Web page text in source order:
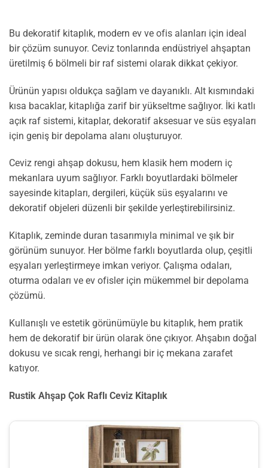
Bu dekoratif kitaplık, modern ev ve ofis alanları için ideal
bir çözüm sunuyor. Ceviz tonlarında endüstriyel ahşaptan
üretilmiş 6 bölmeli bir raf sistemi olarak dikkat çekiyor.
Ürünün yapısı oldukça sağlam ve dayanıklı. Alt kısmındaki
kısa bacaklar, kitaplığa zarif bir yükseltme sağlıyor. İki katlı
açık raf sistemi, kitaplar, dekoratif aksesuar ve süs eşyaları
için geniş bir depolama alanı oluşturuyor.
Ceviz rengi ahşap dokusu, hem klasik hem modern iç
mekanlara uyum sağlıyor. Farklı boyutlardaki bölmeler
sayesinde kitapları, dergileri, küçük süs eşyalarını ve
dekoratif objeleri düzenli bir şekilde yerleştirebilirsiniz.
Kitaplık, zeminde duran tasarımıyla minimal ve şık bir
görünüm sunuyor. Her bölme farklı boyutlarda olup, çeşitli
eşyaları yerleştirmeye imkan veriyor. Çalışma odaları,
oturma odaları ve ev ofisler için mükemmel bir depolama
çözümü.
Kullanışlı ve estetik görünümüyle bu kitaplık, hem pratik
hem de dekoratif bir ürün olarak öne çıkıyor. Ahşabın doğal
dokusu ve sıcak rengi, herhangi bir iç mekana zarafet
katıyor.
Rustik Ahşap Çok Raflı Ceviz Kitaplık